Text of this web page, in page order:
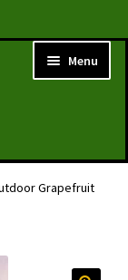
Menu
Grapefruit